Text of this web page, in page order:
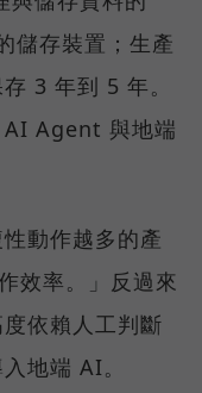
儲存裝置；生產
3 年到 5 年。
AI Agent 與地端
動作越多的產
效率。」反過來
依賴人工判斷
地端 AI。